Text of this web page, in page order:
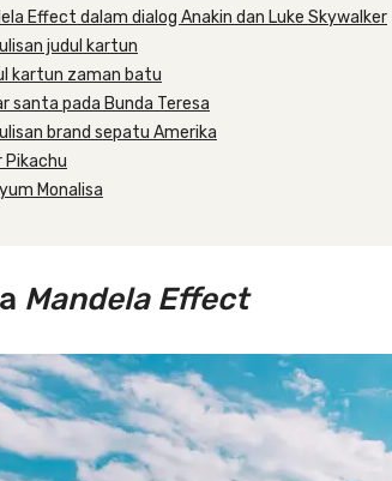
Effect dalam dialog Anakin dan Luke Skywalker
judul kartun
kartun zaman batu
santa pada Bunda Teresa
brand sepatu Amerika
Pikachu
Monalisa
Mandela Effect